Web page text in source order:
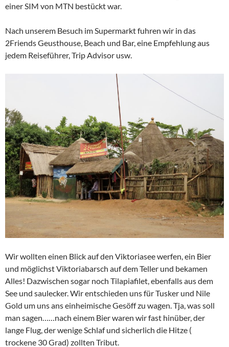
einer SIM von MTN bestückt war.
Nach unserem Besuch im Supermarkt fuhren wir in das
2Friends Geusthouse, Beach und Bar, eine Empfehlung aus
jedem Reiseführer, Trip Advisor usw.
Wir wollten einen Blick auf den Viktoriasee werfen, ein Bier
und möglichst Viktoriabarsch auf dem Teller und bekamen
Alles! Dazwischen sogar noch Tilapiafilet, ebenfalls aus dem
See und saulecker. Wir entschieden uns für Tusker und Nile
Gold um uns ans einheimische Gesöff zu wagen. Tja, was soll
man sagen……nach einem Bier waren wir fast hinüber, der
lange Flug, der wenige Schlaf und sicherlich die Hitze (
trockene 30 Grad) zollten Tribut.